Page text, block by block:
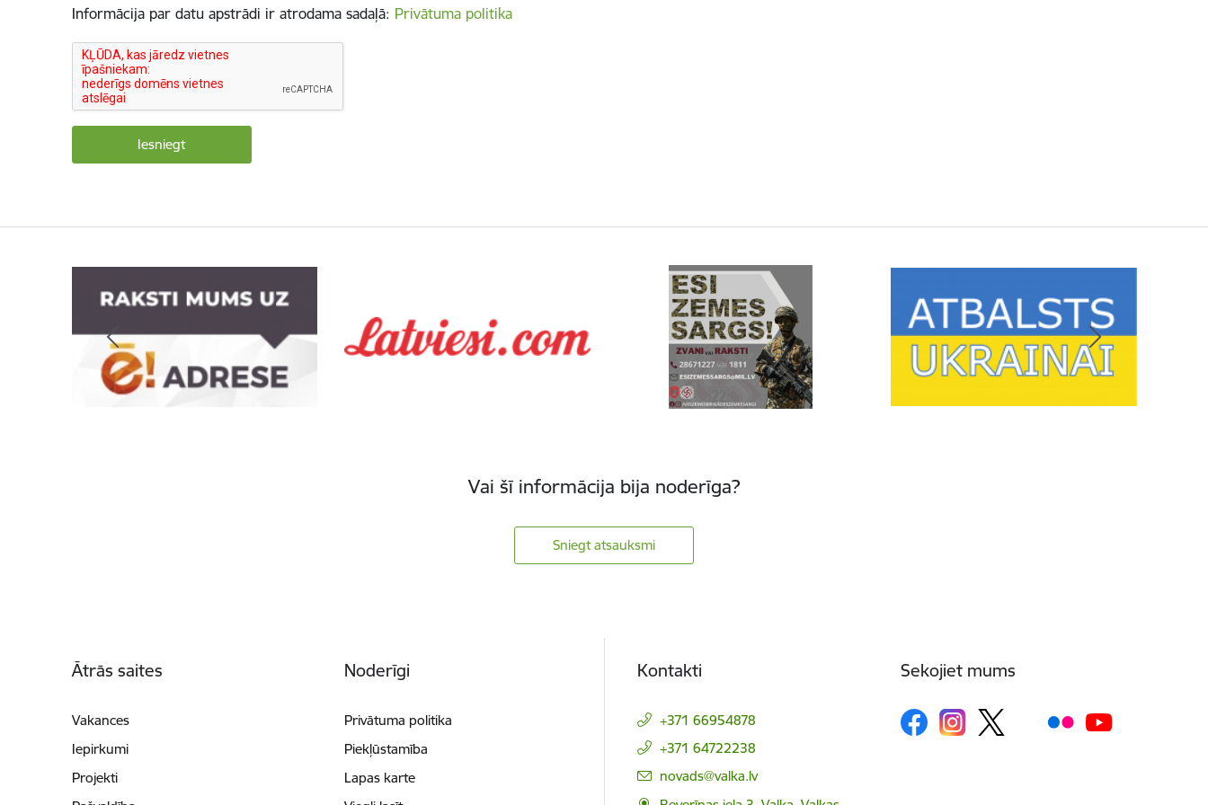
Informācija par datu apstrādi ir atrodama sadaļā: Privātuma politika
Vai šī informācija bija noderīga?
Sniegt atsauksmi
Ātrās saites
Vakances
Iepirkumi
Projekti
Noderīgi
Privātuma politika
Piekļūstamība
Lapas karte
Kontakti
+371 66954878
+371 64722238
E-pasts:
novads@valka.lv
Sekojiet mums